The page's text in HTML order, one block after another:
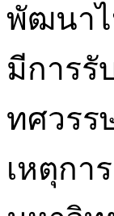
พัฒนา
มีการรั
ทศวรร
เหตุกา